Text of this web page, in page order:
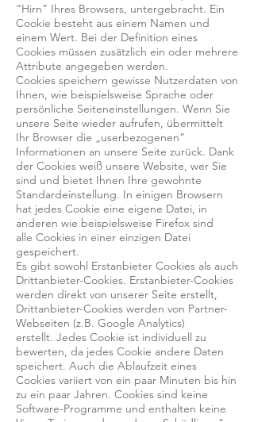
“Hirn” Ihres Browsers, untergebracht. Ein
Cookie besteht aus einem Namen und
einem Wert. Bei der Definition eines
Cookies müssen zusätzlich ein oder mehrere
Attribute angegeben werden.
Cookies speichern gewisse Nutzerdaten von
Ihnen, wie beispielsweise Sprache oder
persönliche Seiteneinstellungen. Wenn Sie
unsere Seite wieder aufrufen, übermittelt
Ihr Browser die „userbezogenen“
Informationen an unsere Seite zurück. Dank
der Cookies weiß unsere Website, wer Sie
sind und bietet Ihnen Ihre gewohnte
Standardeinstellung. In einigen Browsern
hat jedes Cookie eine eigene Datei, in
anderen wie beispielsweise Firefox sind
alle Cookies in einer einzigen Datei
gespeichert.
Es gibt sowohl Erstanbieter Cookies als auch
Drittanbieter-Cookies. Erstanbieter-Cookies
werden direkt von unserer Seite erstellt,
Drittanbieter-Cookies werden von Partner-
Webseiten (z.B. Google Analytics)
erstellt. Jedes Cookie ist individuell zu
bewerten, da jedes Cookie andere Daten
speichert. Auch die Ablaufzeit eines
Cookies variiert von ein paar Minuten bis hin
zu ein paar Jahren. Cookies sind keine
Software-Programme und enthalten keine